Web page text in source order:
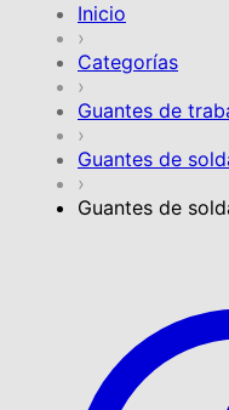
Inicio
›
Categorías
›
Guantes de
›
Guantes de
›
Guantes de